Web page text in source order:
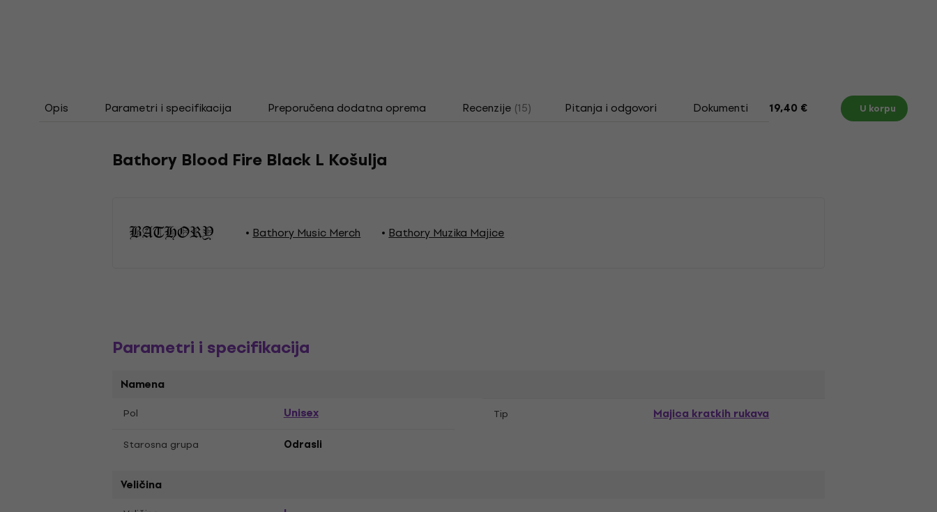
Opis Parametri i specifikacija Preporučena dodatna oprema Recenzije (15) Pitanja i odgovori Dokumenti Size Chart
19,40 € U korpu
Bathory Blood Fire Black L Košulja
Bathory Music Merch Bathory Muzika Majice
Parametri i specifikacija
Namena
Pol Unisex Tip Majica kratkih rukava
Starosna grupa Odrasli
Veličina